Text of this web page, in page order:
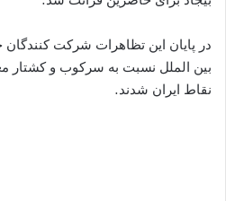
در پایان این تظاهرات شرکت
بین الملل نسبت به سرکوب و کشتار
نقاط ایران شدند.